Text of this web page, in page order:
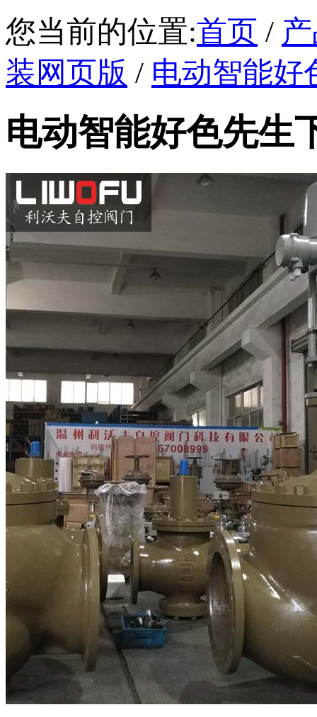
您当前的位置:首页 /
装网页版 / 电动智能好
电动智能好色先生